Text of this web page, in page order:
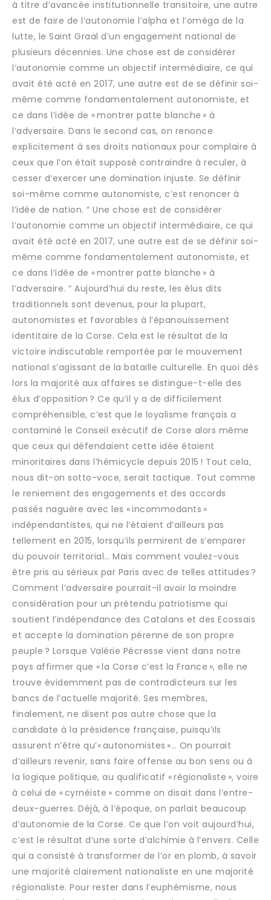
à titre d’avancée institutionnelle transitoire, une autre
est de faire de l’autonomie l’alpha et l’oméga de la
lutte, le Saint Graal d’un engagement national de
plusieurs décennies. Une chose est de considérer
l’autonomie comme un objectif intermédiaire, ce qui
avait été acté en 2017, une autre est de se définir soi-
même comme fondamentalement autonomiste, et
ce dans l’idée de « montrer patte blanche » à
l’adversaire. Dans le second cas, on renonce
explicitement à ses droits nationaux pour complaire à
ceux que l’on était supposé contraindre à reculer, à
cesser d‘exercer une domination injuste. Se définir
soi-même comme autonomiste, c’est renoncer à
l’idée de nation. “ Une chose est de considérer
l’autonomie comme un objectif intermédiaire, ce qui
avait été acté en 2017, une autre est de se définir soi-
même comme fondamentalement autonomiste, et
ce dans l’idée de « montrer patte blanche » à
l’adversaire. “ Aujourd’hui du reste, les élus dits
traditionnels sont devenus, pour la plupart,
autonomistes et favorables à l’épanouissement
identitaire de la Corse. Cela est le résultat de la
victoire indiscutable remportée par le mouvement
national s’agissant de la bataille culturelle. En quoi dès
lors la majorité aux affaires se distingue-t-elle des
élus d’opposition ? Ce qu’il y a de difficilement
compréhensible, c’est que le loyalisme français a
contaminé le Conseil exécutif de Corse alors même
que ceux qui défendaient cette idée étaient
minoritaires dans l’hémicycle depuis 2015 ! Tout cela,
nous dit-on sotto-voce, serait tactique. Tout comme
le reniement des engagements et des accords
passés naguère avec les « incommodants »
indépendantistes, qui ne l’étaient d’ailleurs pas
tellement en 2015, lorsqu’ils permirent de s’emparer
du pouvoir territorial… Mais comment voulez-vous
être pris au sérieux par Paris avec de telles attitudes ?
Comment l’adversaire pourrait-il avoir la moindre
considération pour un prétendu patriotisme qui
soutient l’indépendance des Catalans et des Ecossais
et accepte la domination pérenne de son propre
peuple ? Lorsque Valérie Pécresse vient dans notre
pays affirmer que « la Corse c’est la France », elle ne
trouve évidemment pas de contradicteurs sur les
bancs de l’actuelle majorité. Ses membres,
finalement, ne disent pas autre chose que la
candidate à la présidence française, puisqu’ils
assurent n’être qu’« autonomistes »… On pourrait
d’ailleurs revenir, sans faire offense au bon sens ou à
la logique politique, au qualificatif « régionaliste », voire
à celui de « cyrnéiste » comme on disait dans l’entre-
deux-guerres. Déjà, à l’époque, on parlait beaucoup
d’autonomie de la Corse. Ce que l’on voit aujourd’hui,
c’est le résultat d’une sorte d’alchimie à l’envers. Celle
qui a consisté à transformer de l’or en plomb, à savoir
une majorité clairement nationaliste en une majorité
régionaliste. Pour rester dans l’euphémisme, nous